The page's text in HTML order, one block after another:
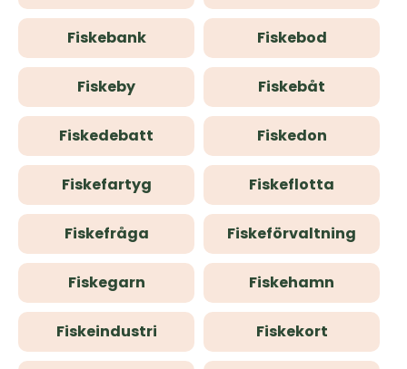
Fiskebank Fiskebod
Fiskeby Fiskebåt
Fiskedebatt Fiskedon
Fiskefartyg Fiskeflotta
Fiskefråga Fiskeförvaltning
Fiskegarn Fiskehamn
Fiskeindustri Fiskekort